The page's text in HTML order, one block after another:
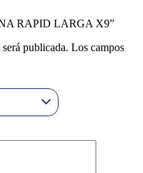
RAPID LARGA X9”
publicada. Los campos